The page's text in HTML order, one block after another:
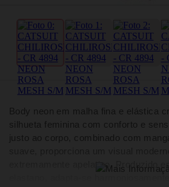
Body neon em malha fina e elástica
silhueta feminina com conforto e
justo ao corpo, combinado com
extremamente apelativo. Produzido